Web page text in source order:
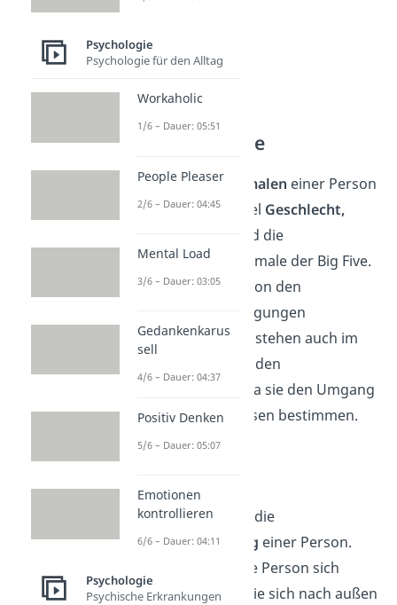
Grundmerkmale
Zu denGrundmerkmalen einer Person
gehören zum Beispiel Geschlecht,
und die
Persönlichkeitsmerkmale der Big Five.
Diese sind zum Teil von den
genetischen Veranlagungen
beeinflusst. Aber sie stehen auch im
Zusammenhang mit den
Umwelteinflüssen, da sie den Umgang
mit externen Einflüssen bestimmen.
Zum Erleben gehört die
Selbstwahrnehmung einer Person.
Welche Identität eine Person sich
selbst gibt und wie sie sich nach außen
Psychologie
Psychologie für den Alltag
Workaholic
1/6 – Dauer: 05:51
People Pleaser
2/6 – Dauer: 04:45
Mental Load
3/6 – Dauer: 03:05
Gedankenkarus
sell
4/6 – Dauer: 04:37
Positiv Denken
5/6 – Dauer: 05:07
Emotionen
kontrollieren
6/6 – Dauer: 04:11
Psychologie
Psychische Erkrankungen